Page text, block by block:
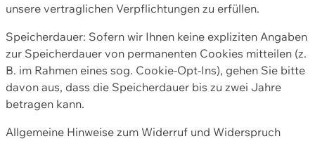
unsere vertraglichen Verpflichtungen zu erfüllen.
Speicherdauer: Sofern wir Ihnen keine expliziten Angaben
zur Speicherdauer von permanenten Cookies mitteilen (z.
B. im Rahmen eines sog. Cookie-Opt-Ins), gehen Sie bitte
davon aus, dass die Speicherdauer bis zu zwei Jahre
betragen kann.
Allgemeine Hinweise zum Widerruf und Widerspruch